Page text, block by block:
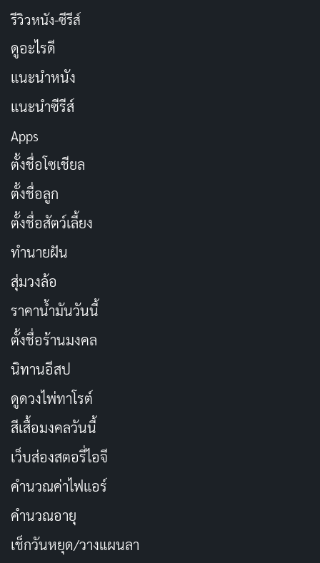
มีอยู่
2. Fitbit Sense
หากคุณมีภาวะหยุดหายใจขณะหลับหรือโรคหอบหืด
นาฬิกา Fitbit มันสามารถช่วยให้คุณตรวจสอบระดับความ
อิ่มตัวของออกซิเจนในเลือดของคุณในขณะที่คุณนอนหลับ
มันแสดงให้คุณเห็นการอ่านที่รวบรวมในตอนกลางคืนของ
วันถัดไปและช่วยให้คุณวิเคราะห์เปอร์เซ็นต์ออกซิเจนใน
เลือดของคุณ
มีคุณสมบัติการติดตามสุขภาพอื่น ๆ อีกมากมายที่ทำให้
สมาร์ทวอทช์รุ่นนี้เป็นสิ่งจำเป็นสำหรับผู้ที่กังวลเกี่ยวกับ
สุขภาพและการออกกำลังกาย
3. Garmin Vivoactive 4
รีวิวหนัง-ซีรีส์
ดูอะไรดี
แนะนำหนัง
แนะนำซีรีส์
Apps
ตั้งชื่อโซเชียล
ตั้งชื่อลูก
ตั้งชื่อสัตว์เลี้ยง
ทำนายฝัน
สุ่มวงล้อ
ราคาน้ำมันวันนี้
ตั้งชื่อร้านมงคล
นิทานอีสป
ดูดวงไพ่ทาโรต์
สีเสื้อมงคลวันนี้
เว็บส่องสตอรี่ไอจี
คำนวณค่าไฟแอร์
คำนวณอายุ
เช็กวันหยุด/วางแผนลา